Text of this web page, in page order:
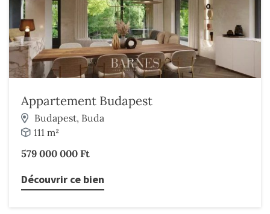
Appartement Budapest
Budapest, Buda
111 m²
579 000 000 Ft
Découvrir ce bien